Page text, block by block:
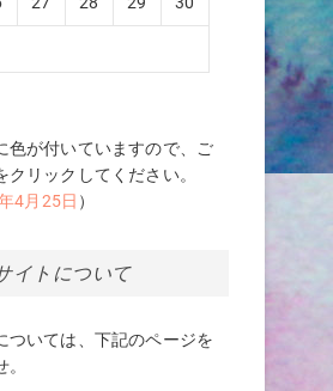
色が付いていますので、ご
リックしてください。
4月25日 ）
イトについて
ついては、下記のページを